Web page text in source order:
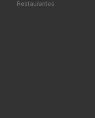
Restaurantes